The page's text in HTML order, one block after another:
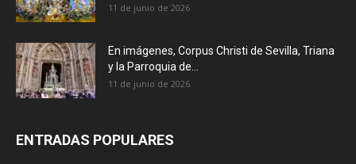
11 de junio de 2026
En imágenes, Corpus Christi de Sevilla, Triana
y la Parroquia de...
11 de junio de 2026
ENTRADAS POPULARES